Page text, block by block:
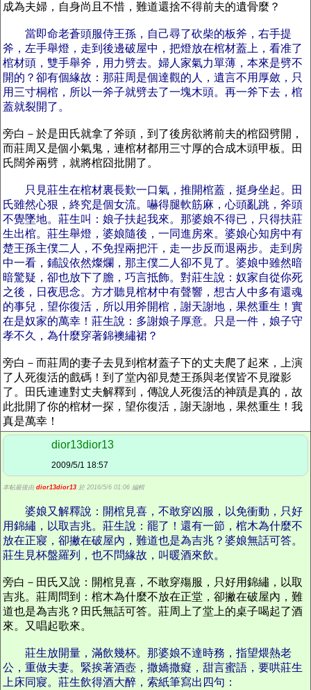
成為夫婦，自身尚且不惜，難道還捨不得前夫的遺骨麼？
當即命老蒼頭服侍王孫，自己尋了砍柴的板斧，右手提
斧，左手舉燈，走到後邊破屋中，把燈放在棺材蓋上，看准了
棺材頭，雙手舉斧，用力劈去。婦人家氣力單薄，本來是劈不
開的？卻有個緣故：那莊周是個達觀的人，遺言不用厚斂，只
用三寸桐棺，所以一斧子就劈去了一塊木頭。再一斧下去，棺
蓋就裂開了。
旁白－於是田氏就拿了斧頭，到了後房欲將前夫的棺囧劈開，
而莊周又是個小氣鬼，連棺材都用三寸厚的合成木頭甲板。田
氏闊斧兩劈，就將棺囧批開了。
只見莊生在棺材裏長歎一口氣，推開棺蓋，挺身坐起。田
氏雖然心狠，終究是個女流。嚇得腿軟筋麻，心頭亂跳，斧頭
不覺墜地。莊生叫：娘子扶起我來。那婆娘不得已，只得扶莊
生出棺。莊生舉燈，婆娘隨後，一同進房來。婆娘心知房中有
楚王孫主僕二人，不免捏兩把汗，走一步反而退兩步。走到房
中一看，鋪設依然燦爛，那主僕二人卻不見了。婆娘中雖然暗
暗驚疑，卻也放下了膽，巧言抵飾。對莊生說：奴家自從你死
之後，日夜思念。方才聽見棺材中有聲響，想古人中多有還魂
的事兒，望你復活，所以用斧開棺，謝天謝地，果然重生！實
在是奴家的萬幸！莊生說：多謝娘子厚意。只是一件，娘子守
孝不久，為什麼穿著錦襖繡裙？
旁白－而莊周的妻子去見到棺材蓋子下的丈夫爬了起來，上演
了人死復活的戲碼！到了堂內卻見楚王孫與老僕皆不見蹤影
了。田氏連連對丈夫解釋到，傳說人死復活的神蹟是真的，故
此批開了你的棺材一探，望你復活，謝天謝地，果然重生！我
真是萬幸！
dior13dior13
2009/5/1 18:57
本帖最後由 dior13dior13 於 2016/5/6 01:06 編輯
婆娘又解釋說：開棺見喜，不敢穿凶服，以免衝動，只好
用錦繡，以取吉兆。莊生說：罷了！還有一節，棺木為什麼不
放在正寢，卻撇在破屋內，難道也是為吉兆？婆娘無話可答。
莊生見杯盤羅列，也不問緣故，叫暖酒來飲。
旁白－田氏又說：開棺見喜，不敢穿殤服，只好用錦繡，以取
吉兆。莊周問到：棺木為什麼不放在正堂，卻撇在破屋內，難
道也是為吉兆？田氏無話可答。莊周上了堂上的桌子喝起了酒
來。又唱起歌來。
莊生放開量，滿飲幾杯。那婆娘不達時務，指望煨熱老
公，重做夫妻。緊挨著酒壺，撒嬌撒癡，甜言蜜語，要哄莊生
上床同寢。莊生飲得酒大醉，索紙筆寫出四句：